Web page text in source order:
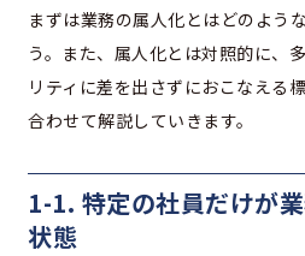
まずは業務の属人化とはどのよう
う。また、属人化とは対照的に、
リティに差を出さずにおこなえる
合わせて解説していきます。
1-1. 特定の社員だけが
状態